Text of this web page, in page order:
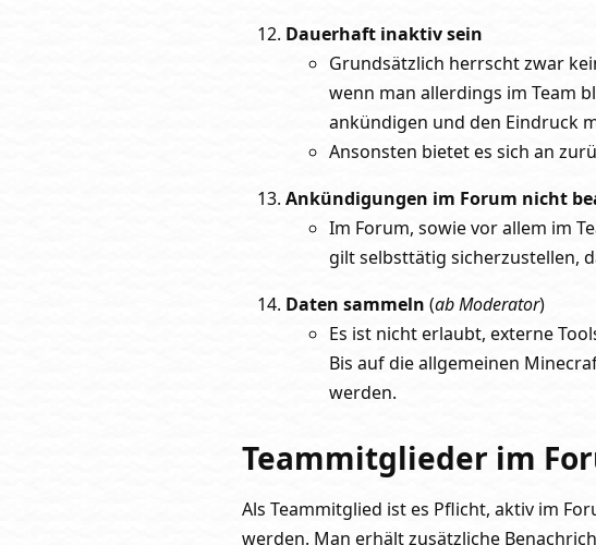
Dauerhaft inaktiv sein
Grundsätzlich herrscht zwar
wenn man allerdings im Team
ankündigen und den Eindruck
Ansonsten bietet es sich an
Ankündigungen im Forum nicht
Im Forum, sowie vor allem im
gilt selbsttätig sicherzustellen,
Daten sammeln (ab Moderator)
Es ist nicht erlaubt, externe
Bis auf die allgemeinen
werden.
Teammitglieder im
Als Teammitglied ist es Pflicht, aktiv im
werden. Man erhält zusätzliche